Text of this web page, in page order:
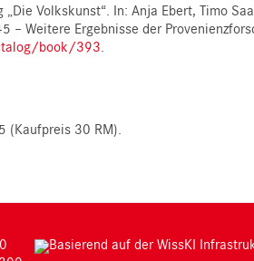
Volkskunst“. In: Anja Ebert, Timo
Weitere Ergebnisse der
book/393.
(Kaufpreis 30 RM).
Basierend auf der WissKI